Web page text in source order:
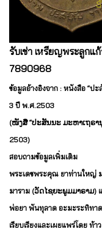
รับเช่า เหรียญพระลูกแ
7890968
ข้อมูลอ้างอิงจาก : หนังสือ “ป
3 ปี พ.ศ.2503
(ໜັງສື “ປະສັນນະ ມະຫາເຖຣາ
2503)
สอบถามข้อมูลเพิ่มเติม
พระเดชพระคุณ ยาท่านใหญ่
มาราม (ວັດໄຊຍະພູມມາຣາມ)
พ่อยา พันทุลาด อะมะระทิทาด
เรียบเรียงและเผยแพร่โดย ท้